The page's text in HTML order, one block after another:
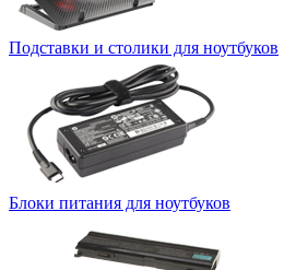
Подставки и столики для ноутбуков
Блоки питания для ноутбуков